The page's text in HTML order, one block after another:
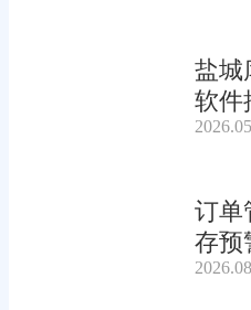
盐城
软件
订单
存预